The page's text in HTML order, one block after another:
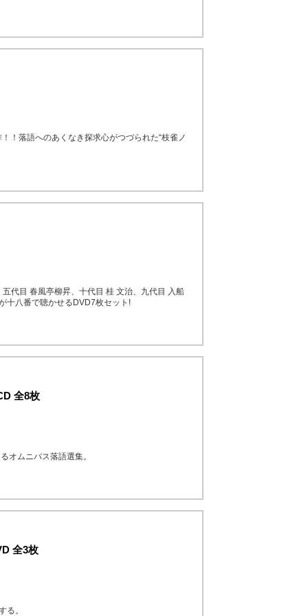
！落語へのあくなき探求心がつづられた“枝雀ノ
代目 春風亭柳昇、十代目 桂 文治、九代目 入船
十八番で聴かせるDVD7枚セット!
全8枚
オムニバス落語選集。
全3枚
る。